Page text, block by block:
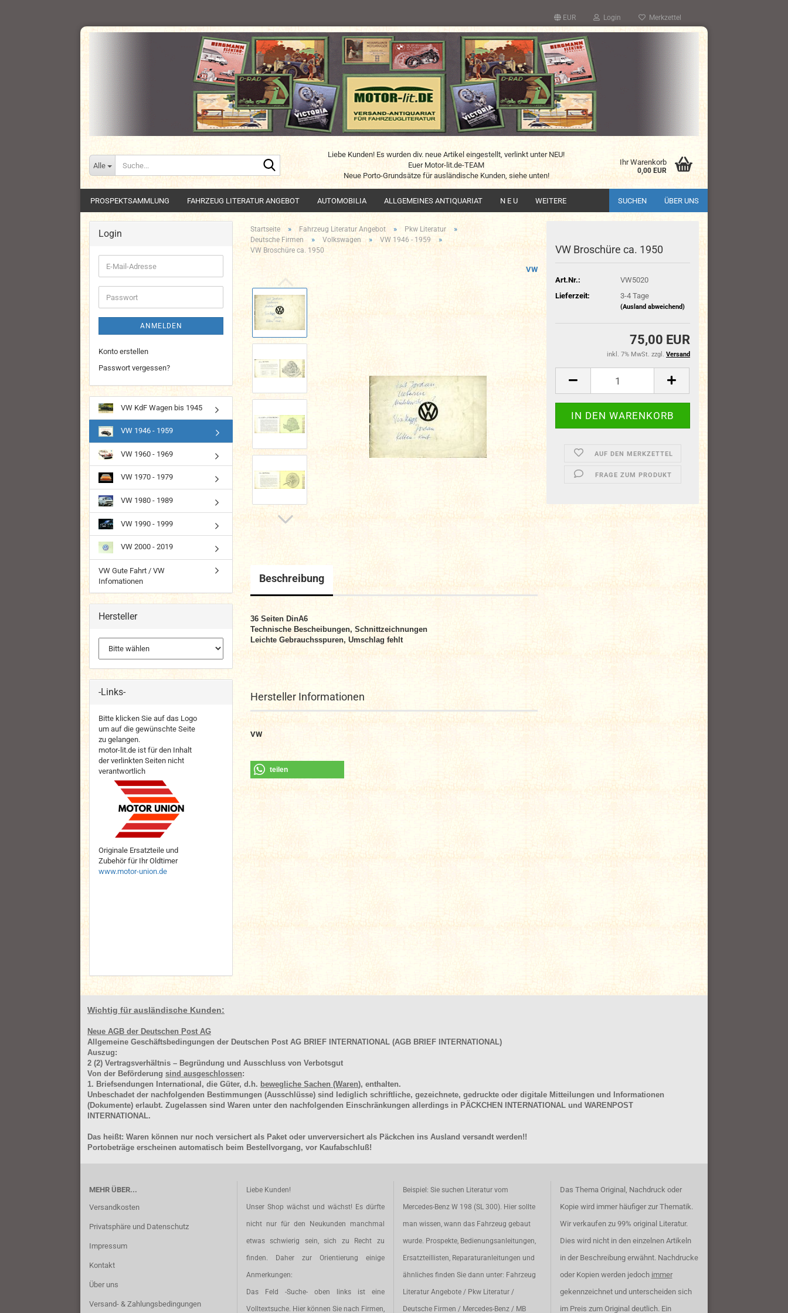
EUR Login Merkzettel
Alle
Liebe Kunden! Es wurden div. neue Artikel eingestellt, verlinkt unter NEU!
Euer Motor-lit.de-TEAM
Neue Porto-Grundsätze für ausländische Kunden, siehe unten!
Ihr Warenkorb
0,00 EUR
PROSPEKTSAMMLUNG FAHRZEUG LITERATUR ANGEBOT AUTOMOBILIA ALLGEMEINES ANTIQUARIAT N E U SUCHEN ÜBER UNS
WEITERE
Startseite » Fahrzeug Literatur Angebot » Pkw Literatur »
Deutsche Firmen » Volkswagen » VW 1946 - 1959 »
VW Broschüre ca. 1950
VW
VW Broschüre ca. 1950
Art.Nr.:
VW5020
Lieferzeit:
3-4 Tage
(Ausland abweichend)
75,00 EUR
inkl. 7% MwSt. zzgl. Versand
AUF DEN MERKZETTEL
FRAGE ZUM PRODUKT
Beschreibung
36 Seiten DinA6
Technische Bescheibungen, Schnittzeichnungen
Leichte Gebrauchsspuren, Umschlag fehlt
Hersteller Informationen
VW
teilen
Login
E-
Mail-
Adresse
Passwort
ANMELDEN
Konto erstellen
Passwort vergessen?
VW KdF Wagen bis 1945
VW 1946 - 1959
VW 1960 - 1969
VW 1970 - 1979
VW 1980 - 1989
VW 1990 - 1999
VW 2000 - 2019
VW Gute Fahrt / VW
Infomationen
Hersteller
-Links-
Bitte klicken Sie auf das Logo
um auf die gewünschte Seite
zu gelangen.
motor-lit.de ist für den Inhalt
der verlinkten Seiten nicht
verantwortlich
Originale Ersatzteile und
Zubehör für Ihr Oldtimer
www.motor-union.de
Wichtig für ausländische Kunden:
Neue AGB der Deutschen Post AG
Allgemeine Geschäftsbedingungen der Deutschen Post AG BRIEF INTERNATIONAL (AGB BRIEF INTERNATIONAL)
Auszug:
2 (2) Vertragsverhältnis – Begründung und Ausschluss von Verbotsgut
Von der Beförderung sind ausgeschlossen:
1. Briefsendungen International, die Güter, d.h. bewegliche Sachen (Waren), enthalten.
Unbeschadet der nachfolgenden Bestimmungen (Ausschlüsse) sind lediglich schriftliche, gezeichnete, gedruckte oder digitale Mitteilungen und Informationen
(Dokumente) erlaubt. Zugelassen sind Waren unter den nachfolgenden Einschränkungen allerdings in PÄCKCHEN INTERNATIONAL und WARENPOST
INTERNATIONAL.
Das heißt: Waren können nur noch versichert als Paket oder unverversichert als Päckchen ins Ausland versandt werden!!
Portobeträge erscheinen automatisch beim Bestellvorgang, vor Kaufabschluß!
MEHR ÜBER...
Versandkosten
Privatsphäre und Datenschutz
Impressum
Kontakt
Über uns
Versand- & Zahlungsbedingungen
Liebe Kunden!
Unser Shop wächst und wächst! Es dürfte
nicht nur für den Neukunden manchmal
etwas schwierig sein, sich zu Recht zu
finden. Daher zur Orientierung einige
Anmerkungen:
Das Feld -Suche- oben links ist eine
Volltextsuche. Hier können Sie nach Firmen,
Beispiel: Sie suchen Literatur vom
Mercedes-Benz W 198 (SL 300). Hier sollte
man wissen, wann das Fahrzeug gebaut
wurde. Prospekte, Bedienungsanleitungen,
Ersatzteillisten, Reparaturanleitungen und
ähnliches finden Sie dann unter: Fahrzeug
Literatur Angebote / Pkw Literatur /
Deutsche Firmen / Mercedes-Benz / MB
Das Thema Original, Nachdruck oder
Kopie wird immer häufiger zur Thematik.
Wir verkaufen zu 99% original Literatur.
Dies wird nicht in den einzelnen Artikeln
in der Beschreibung erwähnt. Nachdrucke
oder Kopien werden jedoch immer
gekennzeichnet und unterscheiden sich
im Preis zum Original deutlich. Ein